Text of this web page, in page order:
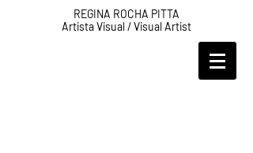
REGINA ROCHA PITTA
Artista Visual / Visual Artist